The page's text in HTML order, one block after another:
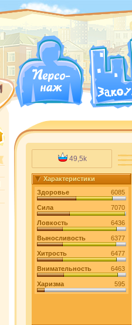
49,5k
Характеристики
Здоровье
6085
Сила 7070
Ловкость 6436
Выносливость 6377
Хитрость 6477
Внимательность 6463
Харизма 595